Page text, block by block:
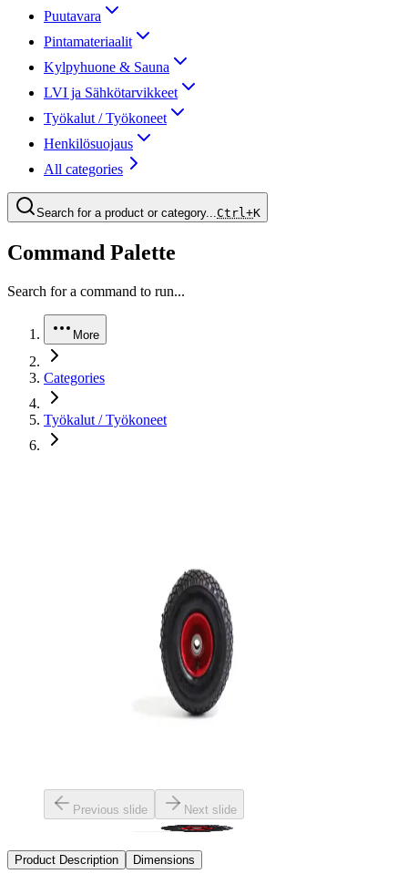
Puutavara
Pintamateriaalit
Kylpyhuone & Sauna
LVI ja Sähkötarvikkeet
Työkalut / Työkoneet
Henkilösuojaus
All categories
Search for a product or category...Ctrl+K
Command Palette
Search for a command to run...
More
Categories
Työkalut / Työkoneet
Previous slide Next slide
Product Description Dimensions